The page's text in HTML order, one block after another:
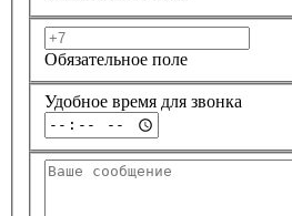
Обязательное поле
Удобное время для звонка